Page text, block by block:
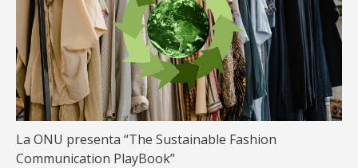
La ONU presenta “The Sustainable Fashion
Communication PlayBook”